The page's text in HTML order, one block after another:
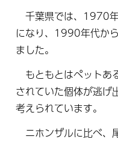
千葉県では、1970
になり、1990年代か
ました。
もともとはペットあ
されていた個体が逃げ
考えられています。
ニホンザルに比べ、